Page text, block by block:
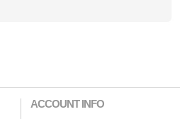
ACCOUNT INFO